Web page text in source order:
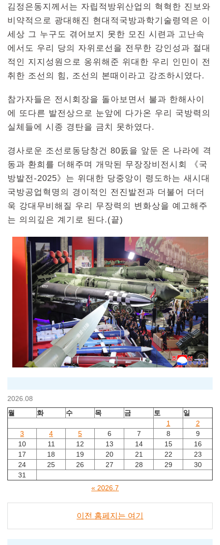
김정은동지께서는 자립적방위산업의 혁혁한 진보와
비약적으로 광대해진 현대적국방과학기술령역은 이
세상 그 누구도 겪어보지 못한 모진 시련과 고난속
에서도 우리 당의 자위로선을 전무한 강인성과 절대
적인 지지성원으로 옹위해준 위대한 우리 인민이 전
취한 조선의 힘, 조선의 본때이라고 강조하시였다.
참가자들은 전시회장을 돌아보면서 불과 한해사이
에 또다른 발전상으로 눈앞에 다가온 우리 국방력의
실체들에 시종 경탄을 금치 못하였다.
경사로운 조선로동당창건 80돐을 앞둔 온 나라에 격
동과 환희를 더해주며 개막된 무장장비전시회 《국
방발전-2025》는 위대한 당중앙이 령도하는 새시대
국방공업혁명의 경이적인 전진발전과 더불어 더더
욱 강대무비해질 우리 무장력의 변화상을 예고해주
는 의의깊은 계기로 된다.(끝)
2026.08
월
화 수 목 금 토
일
1
2
3
4 5 6 7 8
9
10
11 12 13 14 15
16
17
18 19 20 21 22
23
24
25 26 27 28 29
30
31
« 2026.7
이전 홈페지는 여기